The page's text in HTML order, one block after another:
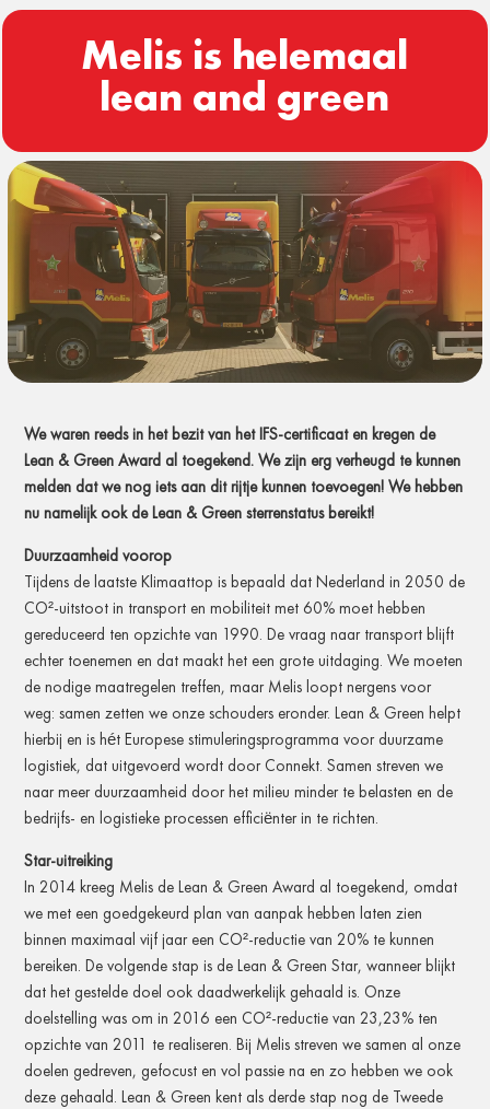
Melis is helemaal
lean and green
We waren reeds in het bezit van het IFS-certificaat en kregen de
Lean & Green Award al toegekend. We zijn erg verheugd te kunnen
melden dat we nog iets aan dit rijtje kunnen toevoegen! We hebben
nu namelijk ook de Lean & Green sterrenstatus bereikt!
Duurzaamheid voorop
Tijdens de laatste Klimaattop is bepaald dat Nederland in 2050 de
CO²-uitstoot in transport en mobiliteit met 60% moet hebben
gereduceerd ten opzichte van 1990. De vraag naar transport blijft
echter toenemen en dat maakt het een grote uitdaging. We moeten
de nodige maatregelen treffen, maar Melis loopt nergens voor
weg: samen zetten we onze schouders eronder. Lean & Green helpt
hierbij en is hét Europese stimuleringsprogramma voor duurzame
logistiek, dat uitgevoerd wordt door Connekt. Samen streven we
naar meer duurzaamheid door het milieu minder te belasten en de
bedrijfs- en logistieke processen efficiënter in te richten.
Star-uitreiking
In 2014 kreeg Melis de Lean & Green Award al toegekend, omdat
we met een goedgekeurd plan van aanpak hebben laten zien
binnen maximaal vijf jaar een CO²-reductie van 20% te kunnen
bereiken. De volgende stap is de Lean & Green Star, wanneer blijkt
dat het gestelde doel ook daadwerkelijk gehaald is. Onze
doelstelling was om in 2016 een CO²-reductie van 23,23% ten
opzichte van 2011 te realiseren. Bij Melis streven we samen al onze
doelen gedreven, gefocust en vol passie na en zo hebben we ook
deze gehaald. Lean & Green kent als derde stap nog de Tweede